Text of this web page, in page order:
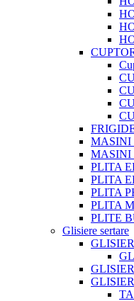
MASINI
MASINI
PLITA
PLITA
PLITA
PLITA
PLITE
Glisiere sertare